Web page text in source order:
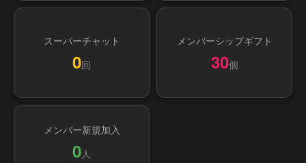
スーパーチャット
0回
メンバーシップギフト
30個
メンバー新規加入
0人